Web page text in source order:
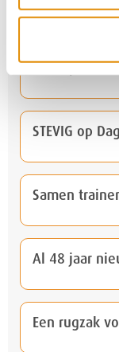
STEVIG op
Samen
Al 48 jaar
Een rugzak